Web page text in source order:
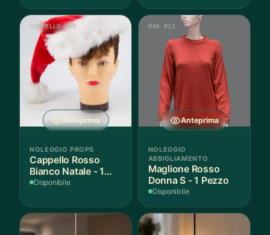
Anteprima
CAPPELLO 030
NOLEGGIO PROPS
Cappello Rosso
Bianco Natale - 1
Pezzo
Disponibile
Anteprima
MAD 012
NOLEGGIO
ABBIGLIAMENTO
Maglione Rosso
Donna S - 1 Pezzo
Disponibile